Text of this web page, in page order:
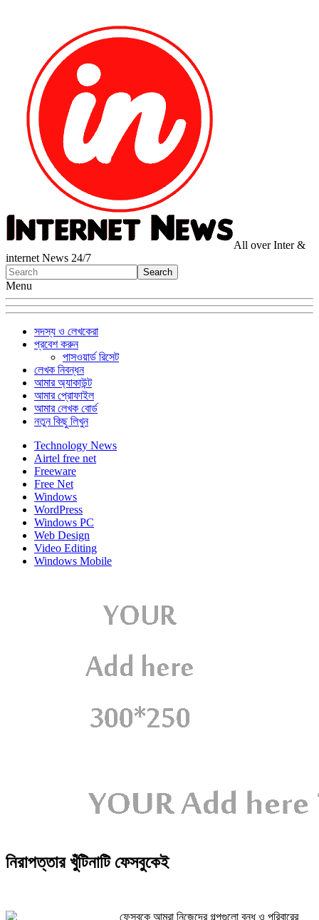
All over Inter &
internet News 24/7
Menu
সদস্য ও লেখকেরা
প্রবেশ করুন
পাসওয়ার্ড রিসেট
লেখক নিবন্ধন
আমার অ্যাকাউন্ট
আমার প্রোফাইল
আমার লেখক বোর্ড
নতুন কিছু লিখুন
Technology News
Airtel free net
Freeware
Free Net
Windows
WordPress
Windows PC
Web Design
Video Editing
Windows Mobile
নিরাপত্তার খুঁটিনাটি ফেসবুকেই
ফেসবুকে আমরা নিজেদের গল্পগুলো বন্ধু ও পরিবারের